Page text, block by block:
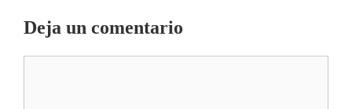
Deja un comentario